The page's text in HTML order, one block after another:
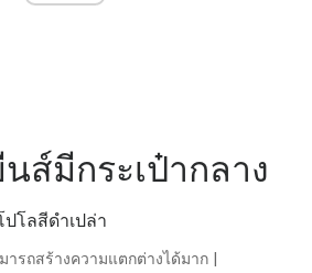
ส์มีกระเป๋ากลาง
ารถสร้างความแตกต่างได้มาก |